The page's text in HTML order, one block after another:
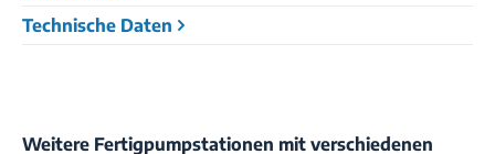
Technische Daten
Weitere Fertigpumpstationen mit verschiedenen